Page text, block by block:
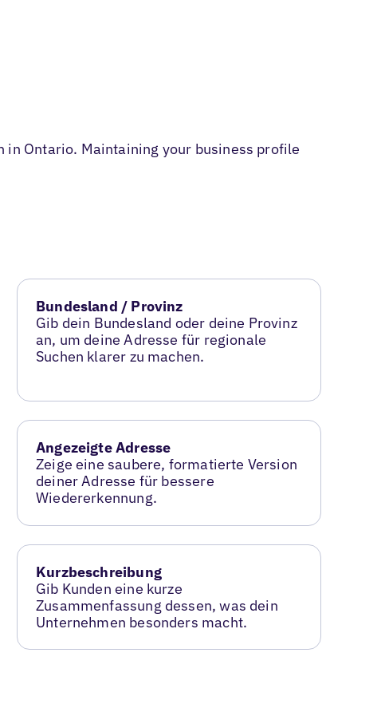
in Ontario. Maintaining your business profile
Bundesland / Provinz
Gib dein Bundesland oder deine Provinz
an, um deine Adresse für regionale
Suchen klarer zu machen.
Angezeigte Adresse
Zeige eine saubere, formatierte Version
deiner Adresse für bessere
Wiedererkennung.
Kurzbeschreibung
Gib Kunden eine kurze
Zusammenfassung dessen, was dein
Unternehmen besonders macht.